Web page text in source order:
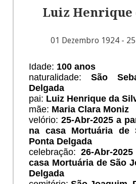
Luiz Henrique
01 Dezembro 1924 -
Idade: 100 anos
naturalidade: São
Delgada
pai: Luiz Henrique da
mãe: Maria Clara Moniz
velório: 25-Abr-2025 a
na casa Mortuária de
Ponta Delgada
celebração: 26-Abr-
casa Mortuária de São
Delgada